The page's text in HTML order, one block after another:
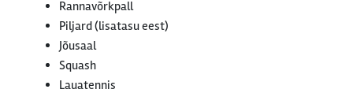
Rannavõrkpall
Piljard (lisatasu eest)
Jõusaal
Squash
Lauatennis